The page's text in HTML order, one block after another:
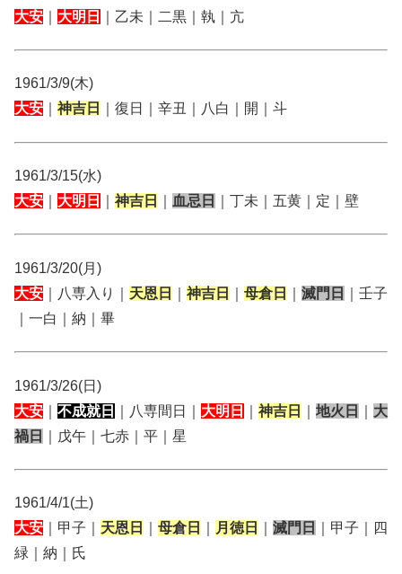
大安
大明日 ｜乙未｜二黒｜執｜亢
1961/3/9(木)
大安
神吉日 ｜復日｜辛丑｜八白｜開｜斗
1961/3/15(水)
大安
大明日 神吉日 血忌日 ｜丁未｜五黄｜定｜壁
1961/3/20(月)
大安 ｜八専入り｜ 天恩日 神吉日 母倉日 滅門日
｜壬子
｜一白｜納｜畢
1961/3/26(日)
大安
不成就日 ｜八専間日｜ 大明日 神吉日 地火日
大
禍日
｜戊午｜七赤｜平｜星
1961/4/1(土)
大安 ｜甲子｜ 天恩日 母倉日 月徳日 滅門日
｜甲子｜四
緑｜納｜氏